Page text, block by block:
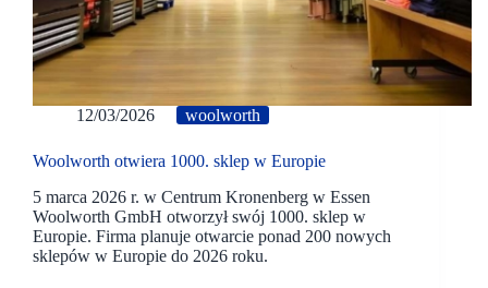
12/03/2026 woolworth
Woolworth otwiera 1000. sklep w Europie
5 marca 2026 r. w Centrum Kronenberg w Essen
Woolworth GmbH otworzył swój 1000. sklep w
Europie. Firma planuje otwarcie ponad 200 nowych
sklepów w Europie do 2026 roku.